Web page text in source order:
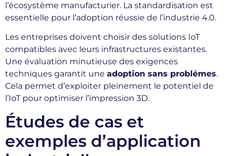
l’écosystème manufacturier. La standardisation est
essentielle pour l’adoption réussie de l’industrie 4.0.
Les entreprises doivent choisir des solutions IoT
compatibles avec leurs infrastructures existantes.
Une évaluation minutieuse des exigences
techniques garantit une adoption sans problémes.
Cela permet d’exploiter pleinement le potentiel de
l’IoT pour optimiser l’impression 3D.
Études de cas et
exemples d’application